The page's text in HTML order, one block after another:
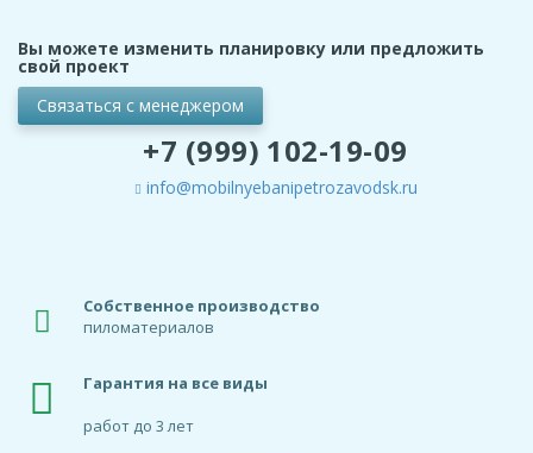
Вы можете изменить планировку или предложить
свой проект
Связаться с менеджером
+7 (999) 102-19-09
info@mobilnyebanipetrozavodsk.ru
Собственное производство
пиломатериалов
Гарантия на все виды
работ до 3 лет